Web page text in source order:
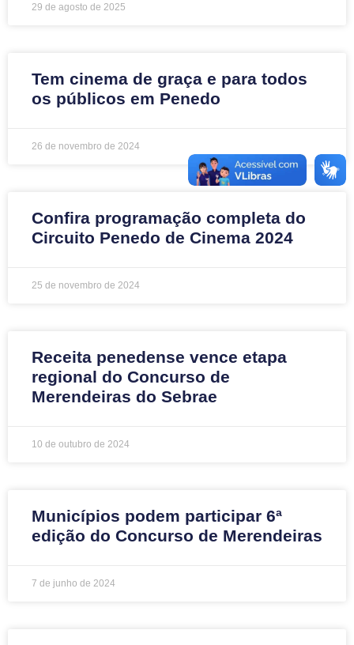
29 de agosto de 2025
Tem cinema de graça e para todos
os públicos em Penedo
26 de novembro de 2024
Confira programação completa do
Circuito Penedo de Cinema 2024
25 de novembro de 2024
Receita penedense vence etapa
regional do Concurso de
Merendeiras do Sebrae
10 de outubro de 2024
Municípios podem participar 6ª
edição do Concurso de Merendeiras
7 de junho de 2024